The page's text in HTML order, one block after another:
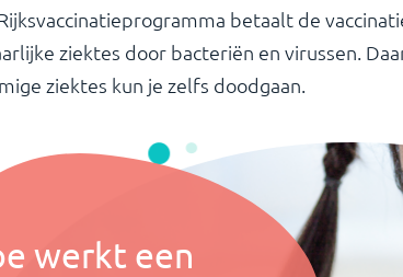
betaalt de
ziektes door bacteriën en virussen.
ziektes kun je zelfs doodgaan.
werkt een